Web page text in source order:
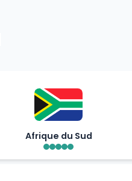
Afrique du Sud